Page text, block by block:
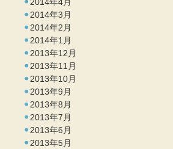
2014年4月
2014年3月
2014年2月
2014年1月
2013年12月
2013年11月
2013年10月
2013年9月
2013年8月
2013年7月
2013年6月
2013年5月